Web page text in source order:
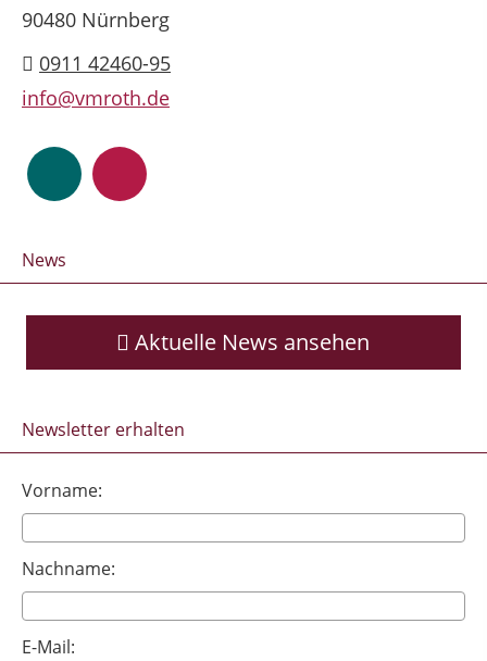
90480 Nürnberg
0911 42460-95
info@vmroth.de
News
Aktuelle News ansehen
Newsletter erhalten
Vorname:
Nachname:
E-Mail: